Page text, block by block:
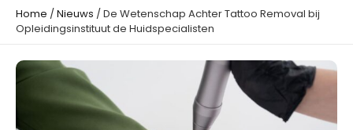
Home /Nieuws / De Wetenschap Achter Tattoo Removal bij
Opleidingsinstituut de Huidspecialisten